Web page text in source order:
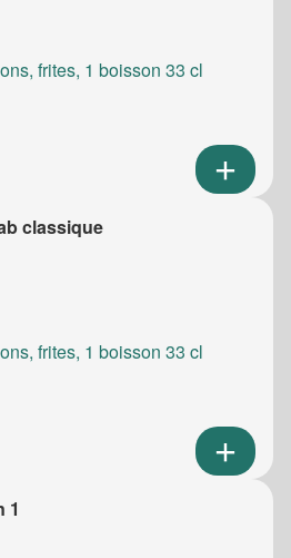
frites, 1 boisson 33 cl
classique
frites, 1 boisson 33 cl
1